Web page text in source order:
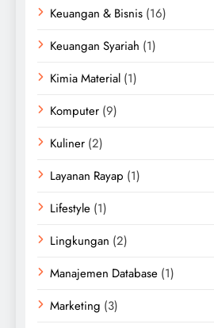
Keuangan & Bisnis (16)
Keuangan Syariah (1)
Kimia Material (1)
Komputer (9)
Kuliner (2)
Layanan Rayap (1)
Lifestyle (1)
Lingkungan (2)
Manajemen Database (1)
Marketing (3)